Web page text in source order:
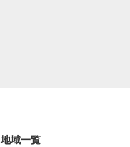
地域一覧